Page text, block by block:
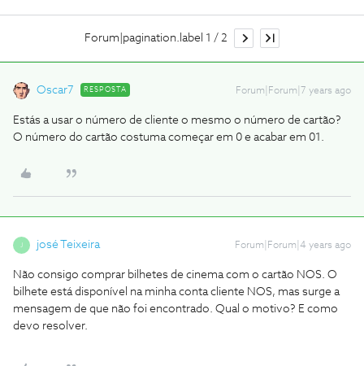
Forum|pagination.label 1 / 2
Oscar7 RESPOSTA Forum|Forum|7 years ago
Estás a usar o número de cliente o mesmo o número de cartão?
O número do cartão costuma começar em 0 e acabar em 01.
josé Teixeira Forum|Forum|4 years ago
Não consigo comprar bilhetes de cinema com o cartão NOS. O
bilhete está disponível na minha conta cliente NOS, mas surge a
mensagem de que não foi encontrado. Qual o motivo? E como
devo resolver.